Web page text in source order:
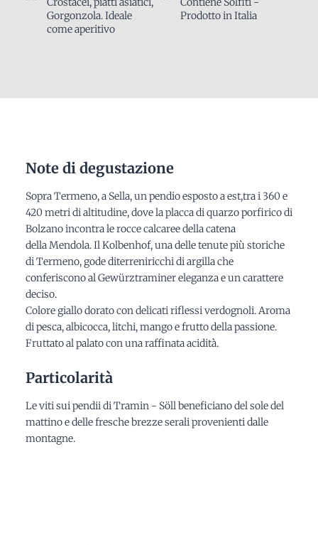
Gorgonzola. Ideale
come aperitivo
Prodotto in Italia
Note di degustazione
Sopra Termeno, a Sella, un pendio esposto a est,tra i 360 e
420 metri di altitudine, dove la placca di quarzo porfirico di
Bolzano incontra le rocce calcaree della catena
della Mendola. Il Kolbenhof, una delle tenute più storiche
di Termeno, gode diterreniricchi di argilla che
conferiscono al Gewürztraminer eleganza e un carattere
deciso.
Colore giallo dorato con delicati riflessi verdognoli. Aroma
di pesca, albicocca, litchi, mango e frutto della passione.
Fruttato al palato con una raffinata acidità.
Particolarità
Le viti sui pendii di Tramin - Söll beneficiano del sole del
mattino e delle fresche brezze serali provenienti dalle
montagne.